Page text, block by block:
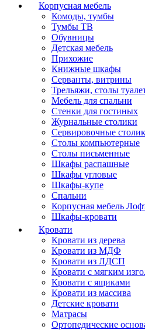
Корпусная мебель
Комоды, тумбы
Тумбы ТВ
Обувницы
Детская мебель
Прихожие
Книжные шкафы
Серванты, витрины
Трельяжи, столы
Мебель для спальни
Стенки для гостиных
Журнальные столики
Сервировочные
Столы компьютерные
Столы письменные
Шкафы распашные
Шкафы угловые
Шкафы-купе
Спальни
Корпусная мебель
Шкафы-кровати
Кровати
Кровати из дерева
Кровати из МДФ
Кровати из ЛДСП
Кровати с мягким
Кровати с ящиками
Кровати из массива
Детские кровати
Матрасы
Ортопедические